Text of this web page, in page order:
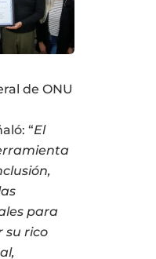
de ONU
“El
para
su rico